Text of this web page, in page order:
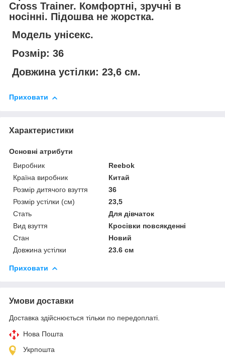
Cross Trainer. Комфортні, зручні в
носінні. Підошва не жорстка.
Модель унісекс.
Розмір: 36
Довжина устілки: 23,6 см.
Приховати
Характеристики
Основні атрибути
Виробник
Reebok
Країна виробник
Китай
Розмір дитячого взуття
36
Розмір устілки (см)
23,5
Стать
Для дівчаток
Вид взуття
Кросівки повсякденні
Стан
Новий
Довжина устілки
23.6 см
Приховати
Умови доставки
Доставка здійснюється тільки по передоплаті.
Нова Пошта
Укрпошта